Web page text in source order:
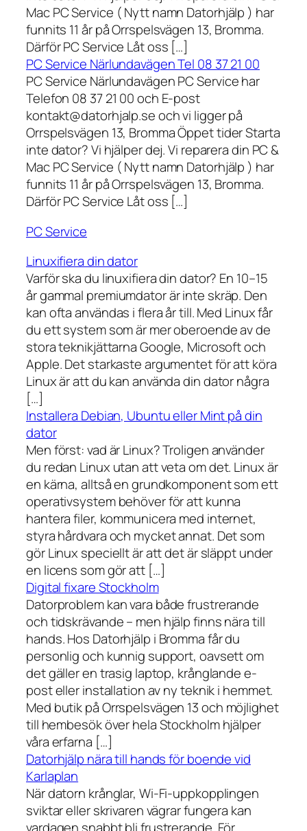
Mac PC Service ( Nytt namn Datorhjälp ) har
funnits 11 år på Orrspelsvägen 13, Bromma.
Därför PC Service Låt oss […]
PC Service Närlundavägen Tel 08 37 21 00
PC Service Närlundavägen PC Service har
Telefon 08 37 21 00 och E-post
kontakt@datorhjalp.se och vi ligger på
Orrspelsvägen 13, Bromma Öppet tider Starta
inte dator? Vi hjälper dej. Vi reparera din PC &
Mac PC Service ( Nytt namn Datorhjälp ) har
funnits 11 år på Orrspelsvägen 13, Bromma.
Därför PC Service Låt oss […]
PC Service
Linuxifiera din dator
Varför ska du linuxifiera din dator? En 10–15
år gammal premiumdator är inte skräp. Den
kan ofta användas i flera år till. Med Linux får
du ett system som är mer oberoende av de
stora teknikjättarna Google, Microsoft och
Apple. Det starkaste argumentet för att köra
Linux är att du kan använda din dator några
[…]
Installera Debian, Ubuntu eller Mint på din
dator
Men först: vad är Linux? Troligen använder
du redan Linux utan att veta om det. Linux är
en kärna, alltså en grundkomponent som ett
operativsystem behöver för att kunna
hantera filer, kommunicera med internet,
styra hårdvara och mycket annat. Det som
gör Linux speciellt är att det är släppt under
en licens som gör att […]
Digital fixare Stockholm
Datorproblem kan vara både frustrerande
och tidskrävande – men hjälp finns nära till
hands. Hos Datorhjälp i Bromma får du
personlig och kunnig support, oavsett om
det gäller en trasig laptop, krånglande e-
post eller installation av ny teknik i hemmet.
Med butik på Orrspelsvägen 13 och möjlighet
till hembesök över hela Stockholm hjälper
våra erfarna […]
Datorhjälp nära till hands för boende vid
Karlaplan
När datorn krånglar, Wi-Fi-uppkopplingen
sviktar eller skrivaren vägrar fungera kan